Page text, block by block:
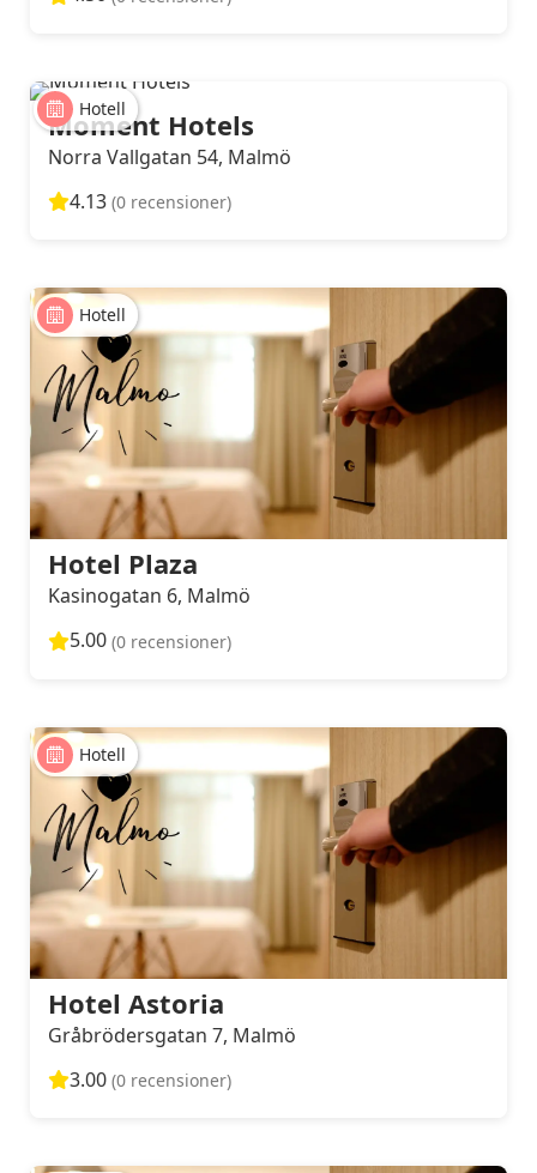
Hotell
Moment Hotels
Norra Vallgatan 54, Malmö
4.13 (0 recensioner)
Hotell
Hotel Plaza
Kasinogatan 6, Malmö
5.00 (0 recensioner)
Hotell
Hotel Astoria
Gråbrödersgatan 7, Malmö
3.00 (0 recensioner)